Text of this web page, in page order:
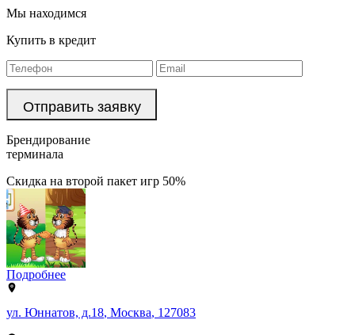
Мы находимся
Купить в кредит
Брендирование
терминала
Скидка на второй пакет игр 50%
Подробнее
ул. Юннатов, д.18, Москва, 127083